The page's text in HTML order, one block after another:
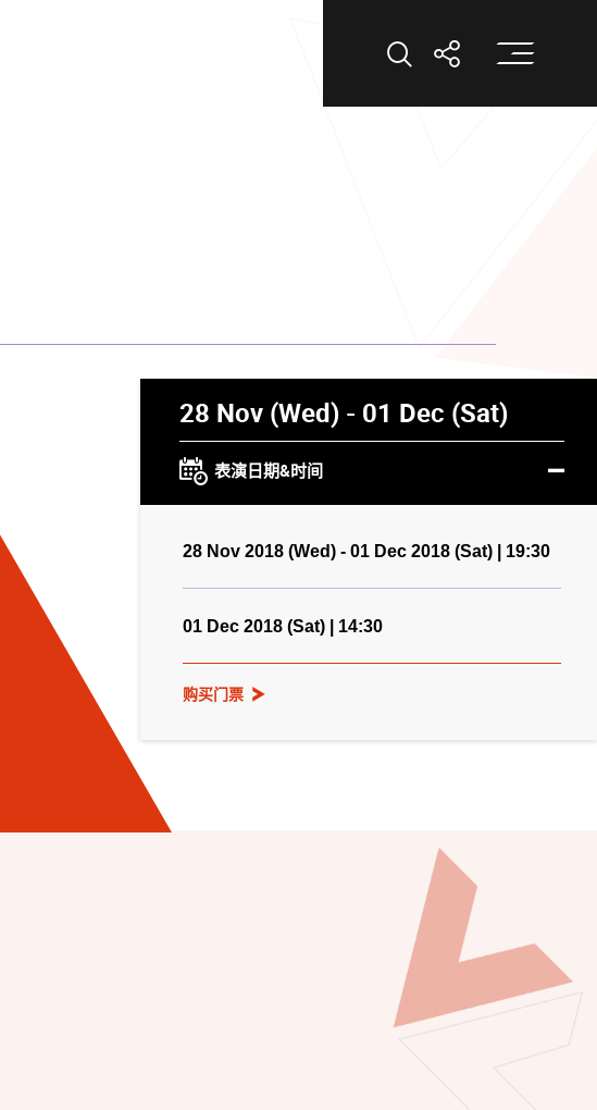
打开搜索打开分享打
28 Nov (Wed) - 01 Dec (Sat)
表演日期&时间
28 Nov 2018 (Wed) - 01 Dec 2018 (Sat) | 19:30
01 Dec 2018 (Sat) | 14:30
购买门票